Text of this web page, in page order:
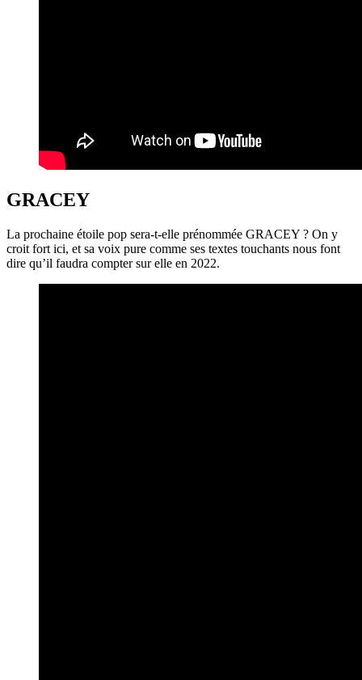
GRACEY
La prochaine étoile pop sera-t-elle prénommée GRACEY ? On y
croit fort ici, et sa voix pure comme ses textes touchants nous font
dire qu’il faudra compter sur elle en 2022.